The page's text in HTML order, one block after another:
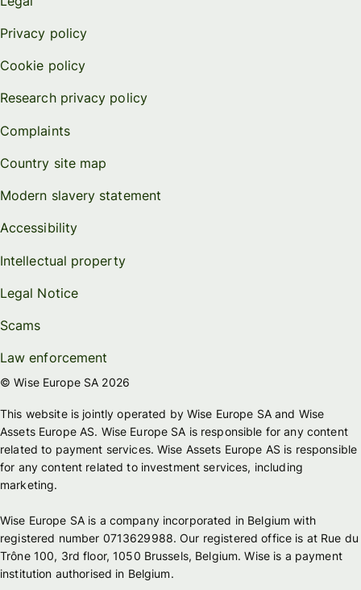
Privacy policy
Cookie policy
Research privacy policy
Complaints
Country site map
Modern slavery statement
Accessibility
Intellectual property
Legal Notice
Scams
Law enforcement
© Wise Europe SA 2026
This website is jointly operated by Wise Europe SA and Wise
Assets Europe AS. Wise Europe SA is responsible for any content
related to payment services. Wise Assets Europe AS is responsible
for any content related to investment services, including
marketing.
Wise Europe SA is a company incorporated in Belgium with
registered number 0713629988. Our registered office is at Rue du
Trône 100, 3rd floor, 1050 Brussels, Belgium. Wise is a payment
institution authorised in Belgium.